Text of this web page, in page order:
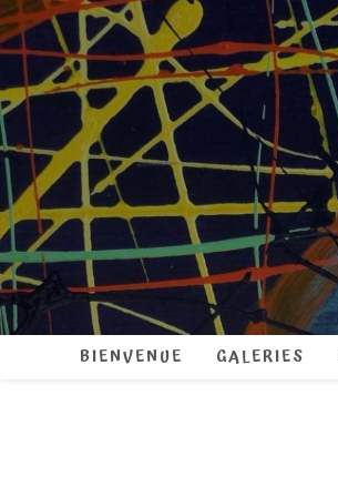
Skip
to
content
BIENVENUE GALERIES